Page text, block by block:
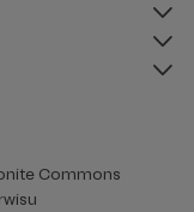
Commons